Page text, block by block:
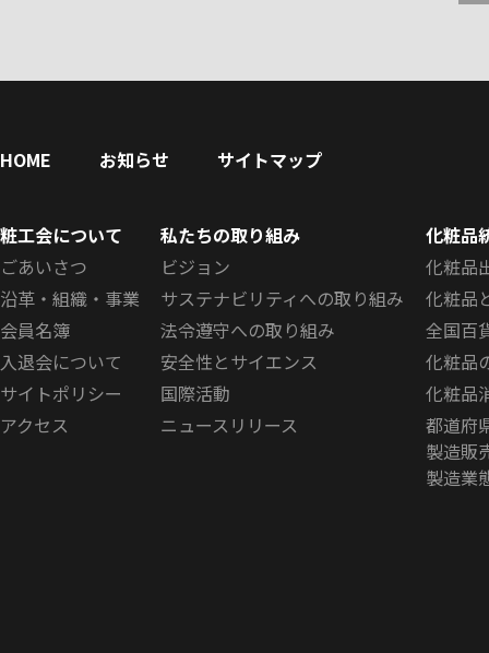
HOME お知らせ サイトマップ
粧工会について
ごあいさつ
沿革・組織・事業
会員名簿
入退会について
サイトポリシー
アクセス
私たちの取り組み
ビジョン
サステナビリティへの取り組み
法令遵守への取り組み
安全性とサイエンス
国際活動
ニュースリリース
化粧品
化粧品
化粧品
全国百
化粧品
化粧品
都道府
製造販
製造業